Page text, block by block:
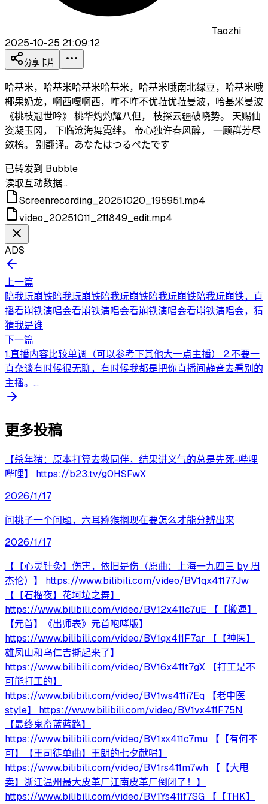
Taozhi
2025-10-25 21:09:12
分享卡片
哈基米，哈基米哈基米哈基米，哈基米哦南北绿豆，哈基米哦
椰果奶龙，啊西嘎啊西，咋不咋不优菈优菈曼波，哈基米曼波
《桃枝冠世吟》 桃华灼灼耀八但， 枝探云疆破晓势。 天赐仙
姿凝玉冈， 下临沧海舞霓绊。 帝心独许春风醉， 一顾群芳尽
敛榜。 别翻译。あなたはつるぺたです
已转发到 Bubble
读取互动数据…
Screenrecording_20251020_195951.mp4
video_20251011_211849_edit.mp4
ADS
上一篇
陪我玩崩铁陪我玩崩铁陪我玩崩铁陪我玩崩铁陪我玩崩铁，直
播看崩铁演唱会看崩铁演唱会看崩铁演唱会看崩铁演唱会，猜
猜我是谁
下一篇
1.直播内容比较单调（可以参考下其他大一点主播） 2.不要一
直杂谈有时候很无聊，有时候我都是把你直播间静音去看别的
主播。...
更多投稿
【杀年猪：原本打算去救同伴，结果讲义气的总是先死-哔哩
哔哩】 https://b23.tv/g0HSFwX
2026/1/17
问桃子一个问题，六耳猕猴搁现在要怎么才能分辨出来
2026/1/17
【【心灵针灸】伤害，依旧是伤（原曲：上海一九四三 by 周
杰伦）】 https://www.bilibili.com/video/BV1qx41177Jw
【【石榴夜】花坷垃之舞】
https://www.bilibili.com/video/BV12x411c7uE 【【搬運】
【元首】《出师表》元首咆哮版】
https://www.bilibili.com/video/BV1qx411F7ar 【【神医】
雄凤山和乌仁吉撕起来了】
https://www.bilibili.com/video/BV16x411t7gX 【打工是不
可能打工的】
https://www.bilibili.com/video/BV1ws411i7Eq 【老中医
style】 https://www.bilibili.com/video/BV1vx411F75N
【最终鬼畜蓝蓝路】
https://www.bilibili.com/video/BV1xx411c7mu 【【有何不
可】【王司徒单曲】王朗的七夕献唱】
https://www.bilibili.com/video/BV1rs411m7wh 【【大甩
卖】浙江温州最大皮革厂江南皮革厂倒闭了！】
https://www.bilibili.com/video/BV1Ys411f7SG 【【THK】